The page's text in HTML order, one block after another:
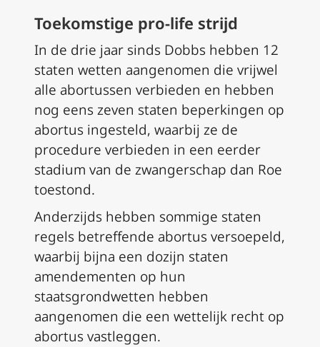
Toekomstige pro-life strijd
In de drie jaar sinds Dobbs hebben 12
staten wetten aangenomen die vrijwel
alle abortussen verbieden en hebben
nog eens zeven staten beperkingen op
abortus ingesteld, waarbij ze de
procedure verbieden in een eerder
stadium van de zwangerschap dan Roe
toestond.
Anderzijds hebben sommige staten
regels betreffende abortus versoepeld,
waarbij bijna een dozijn staten
amendementen op hun
staatsgrondwetten hebben
aangenomen die een wettelijk recht op
abortus vastleggen.